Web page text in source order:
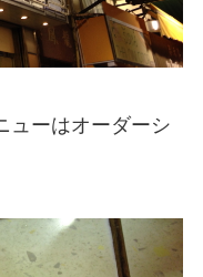
ューはオーダーシ